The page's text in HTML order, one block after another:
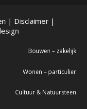
| Disclaimer|
Bouwen – zakelijk
Wonen – particulier
Cultuur & Natuursteen